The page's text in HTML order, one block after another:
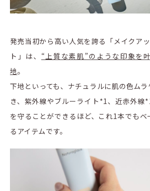
発売当初から高い人気を誇る「メイクア
ト」は、 “上質な素肌”のような印象を
地。
下地といっても、ナチュラルに肌の色ム
き、紫外線やブルーライト*1、近赤外線
を守ることができるほど、これ1本でもベ
るアイテムです。